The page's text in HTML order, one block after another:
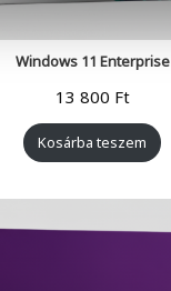
Windows 11 Enterprise
13 800 Ft
Kosárba teszem